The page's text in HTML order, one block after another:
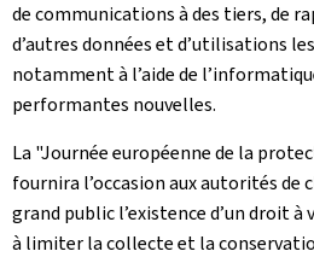
de communications à des tiers, de
d’autres données et d’utilisations
notamment à l’aide de
performantes nouvelles.
La "Journée européenne de la
fournira l’occasion aux autorités de
grand public l’existence d’un droit
à limiter la collecte et la